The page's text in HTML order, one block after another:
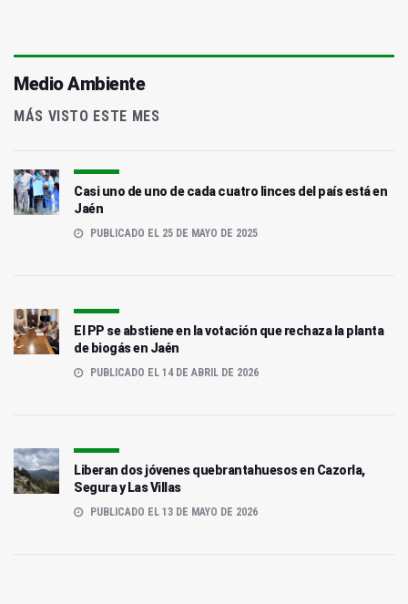
Medio Ambiente
MÁS VISTO ESTE MES
Casi uno de uno de cada cuatro linces del país está en
Jaén
PUBLICADO EL 25 DE MAYO DE 2025
El PP se abstiene en la votación que rechaza la planta
de biogás en Jaén
PUBLICADO EL 14 DE ABRIL DE 2026
Liberan dos jóvenes quebrantahuesos en Cazorla,
Segura y Las Villas
PUBLICADO EL 13 DE MAYO DE 2026